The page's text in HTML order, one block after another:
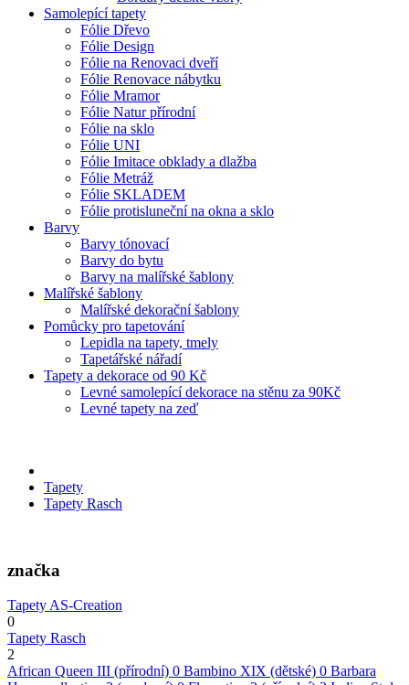
Samolepící tapety
Fólie Dřevo
Fólie Design
Fólie na Renovaci dveří
Fólie Renovace nábytku
Fólie Mramor
Fólie Natur přírodní
Fólie na sklo
Fólie UNI
Fólie Imitace obklady a dlažba
Fólie Metráž
Fólie SKLADEM
Fólie protisluneční na okna a sklo
Barvy
Barvy tónovací
Barvy do bytu
Barvy na malířské šablony
Malířské šablony
Malířské dekorační šablony
Pomůcky pro tapetování
Lepidla na tapety, tmely
Tapetářské nářadí
Tapety a dekorace od 90 Kč
Levné samolepící dekorace na stěnu za 90Kč
Levné tapety na zeď
Tapety
Tapety Rasch
značka
Tapety AS-Creation
0
Tapety Rasch
2
African Queen III (přírodní) 0 Bambino XIX (dětské) 0 Barbara